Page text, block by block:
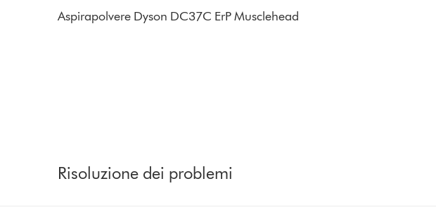
Aspirapolvere Dyson DC37C ErP Musclehead
Risoluzione dei problemi